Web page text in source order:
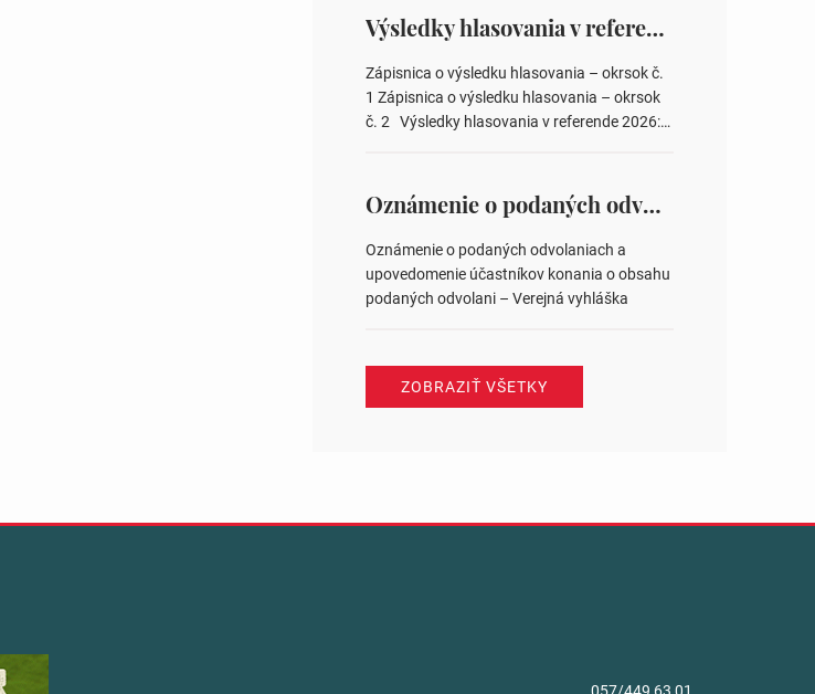
Schválenie návrhovej komisie a overovateľov
zápisnice 3. Určenie volebných obvodov pre
voľby poslancov obecných zastupiteľstiev,
počtu poslancov obecných zastupiteľstiev v
nich 4. Schválenie odpredaja obecného
Výsledky hlasovania v referende 2026
Zápisnica o výsledku hlasovania – okrsok č.
1 Zápisnica o výsledku hlasovania – okrsok
č. 2 Výsledky hlasovania v referende 2026:
ysledky.html
Oznámenie o podaných odvolaniach a upovedomenie účastníkov konania o obsahu podaných odvolani – Verejná vyhláška
Oznámenie o podaných odvolaniach a
upovedomenie účastníkov konania o obsahu
podaných odvolani – Verejná vyhláška
ZOBRAZIŤ VŠETKY